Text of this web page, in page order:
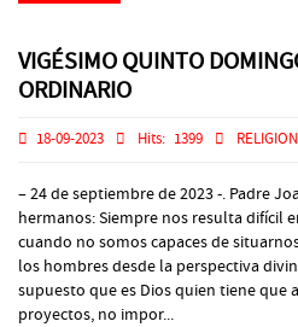
VIGÉSIMO QUINTO
ORDINARIO
18-09-2023 Hits: 1399 RELIGION
– 24 de septiembre de 2023 -. Padre
hermanos: Siempre nos resulta difícil
cuando no somos capaces de
los hombres desde la perspectiva
supuesto que es Dios quien tiene que
proyectos, no impor...